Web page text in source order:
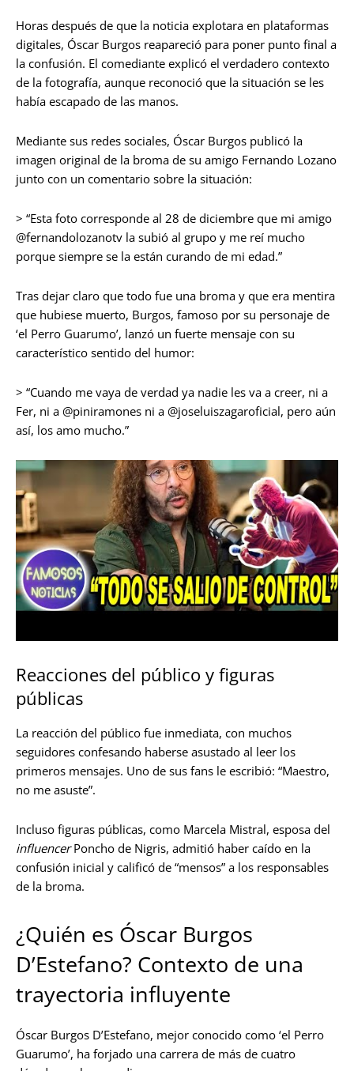
Horas después de que la noticia explotara en plataformas
digitales, Óscar Burgos reapareció para poner punto final a
la confusión. El comediante explicó el verdadero contexto
de la fotografía, aunque reconoció que la situación se les
había escapado de las manos.
Mediante sus redes sociales, Óscar Burgos publicó la
imagen original de la broma de su amigo Fernando Lozano
junto con un comentario sobre la situación:
> “Esta foto corresponde al 28 de diciembre que mi amigo
@fernandolozanotv la subió al grupo y me reí mucho
porque siempre se la están curando de mi edad.”
Tras dejar claro que todo fue una broma y que era mentira
que hubiese muerto, Burgos, famoso por su personaje de
‘el Perro Guarumo’, lanzó un fuerte mensaje con su
característico sentido del humor:
> “Cuando me vaya de verdad ya nadie les va a creer, ni a
Fer, ni a @piniramones ni a @joseluiszagaroficial, pero aún
así, los amo mucho.”
Reacciones del público y figuras
públicas
La reacción del público fue inmediata, con muchos
seguidores confesando haberse asustado al leer los
primeros mensajes. Uno de sus fans le escribió: “Maestro,
no me asuste”.
Incluso figuras públicas, como Marcela Mistral, esposa del
influencerPoncho de Nigris, admitió haber caído en la
confusión inicial y calificó de “mensos” a los responsables
de la broma.
¿Quién es Óscar Burgos
D’Estefano? Contexto de una
trayectoria influyente
Óscar Burgos D’Estefano, mejor conocido como ‘el Perro
Guarumo’, ha forjado una carrera de más de cuatro